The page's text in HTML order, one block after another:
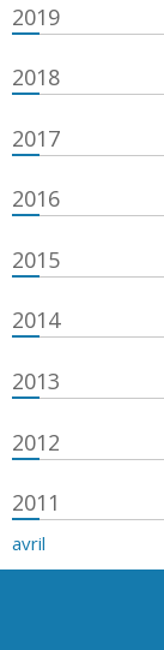
2019
2018
2017
2016
2015
2014
2013
2012
2011
avril